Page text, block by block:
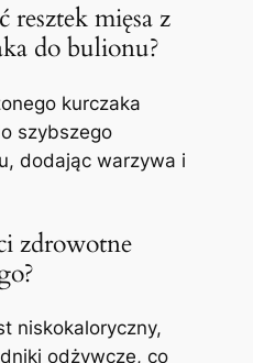
mięsa z
do bulionu?
kurczaka
szybszego
dodając warzywa i
zdrowotne
niskokaloryczny,
odżywcze, co